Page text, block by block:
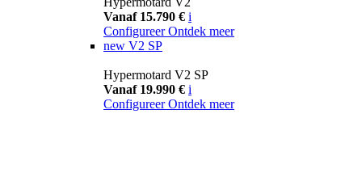
Vanaf 15.790 € i
Configureer Ontdek meer
new V2 SP
Hypermotard V2 SP
Vanaf 19.990 € i
Configureer Ontdek meer